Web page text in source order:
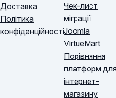
Доставка
Політика
конфіденційності
Чек-лист
міграції
Joomla
VirtueMart
Порівняння
платформ для
інтернет-
магазину